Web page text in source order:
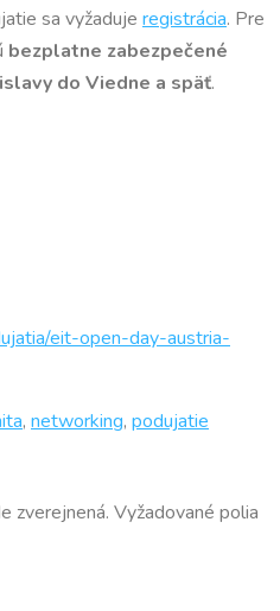
sa vyžaduje registrácia. Pre
bezplatne zabezpečené
do Viedne a späť.
eit-open-day-austria-
, networking, podujatie
zverejnená. Vyžadované polia